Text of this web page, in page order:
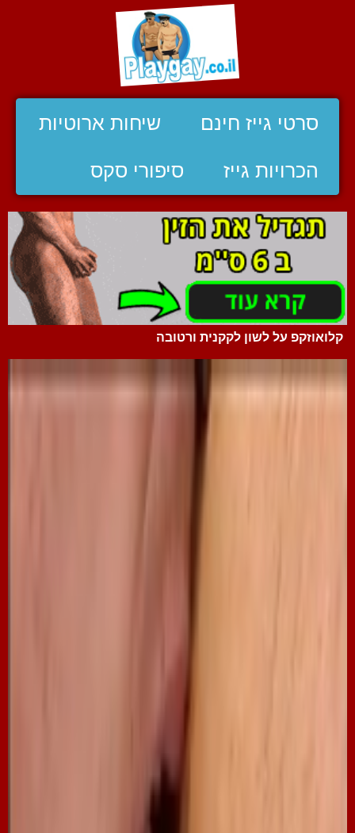
סרטי גייז חינם שיחות ארוטיות
הכרויות גייז סיפורי סקס
קלואוזקפ על לשון לקקנית ורטובה